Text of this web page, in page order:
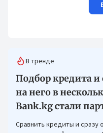
В тренде
Подбор кредита
на него в
Bank.kg стали
Сравнить кредиты и сразу